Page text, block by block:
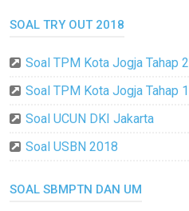
SOAL TRY OUT 2018
Soal TPM Kota Jogja Tahap 2
Soal TPM Kota Jogja Tahap 1
Soal UCUN DKI Jakarta
Soal USBN 2018
SOAL SBMPTN DAN UM